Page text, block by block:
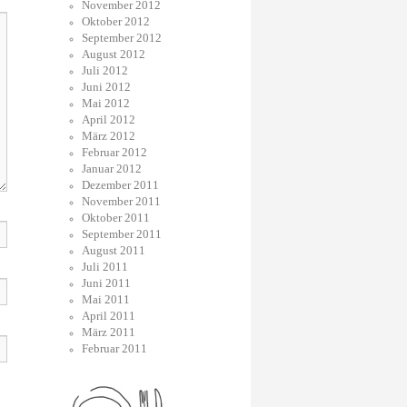
November 2012
Oktober 2012
September 2012
August 2012
Juli 2012
Juni 2012
Mai 2012
April 2012
März 2012
Februar 2012
Januar 2012
Dezember 2011
November 2011
Oktober 2011
September 2011
August 2011
Juli 2011
Juni 2011
Mai 2011
April 2011
März 2011
Februar 2011